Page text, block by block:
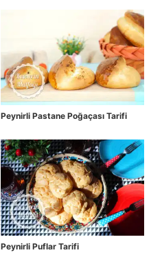
Peynirli Pastane Poğaçası Tarifi
Peynirli Puflar Tarifi